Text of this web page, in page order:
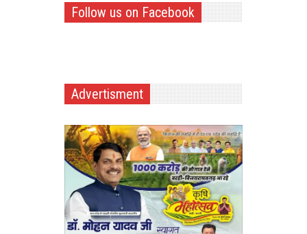
Follow us on Facebook
Advertisment